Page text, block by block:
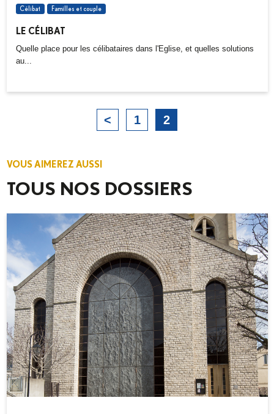
Célibat Familles et couple
LE CÉLIBAT
Quelle place pour les célibataires dans l'Eglise, et quelles solutions
au...
< 1 2
VOUS AIMEREZ AUSSI
TOUS NOS DOSSIERS